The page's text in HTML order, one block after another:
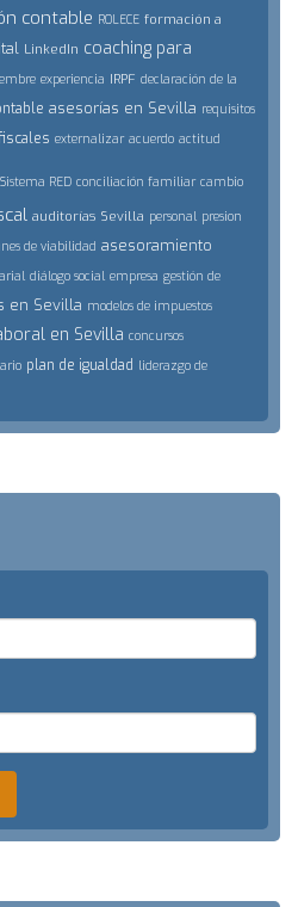
contable ROLECE formación a
LinkedIn coaching para
experiencia IRPF declaración de la
asesorías en Sevilla requisitos
externalizar acuerdo actitud
Sistema RED conciliación familiar cambio
auditorías Sevilla personal presion
de viabilidad asesoramiento
diálogo social empresa gestión de
en Sevilla modelos de impuestos
en Sevilla concursos
plan de igualdad liderazgo de